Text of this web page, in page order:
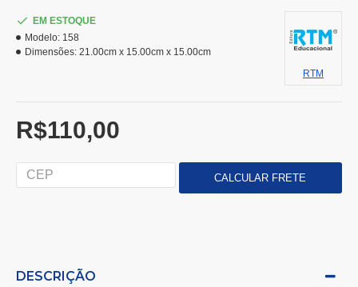
R$110,00
EM ESTOQUE
Modelo: 158
Dimensões: 21.00cm x 15.00cm x 15.00cm
RTM
DESCRIÇÃO